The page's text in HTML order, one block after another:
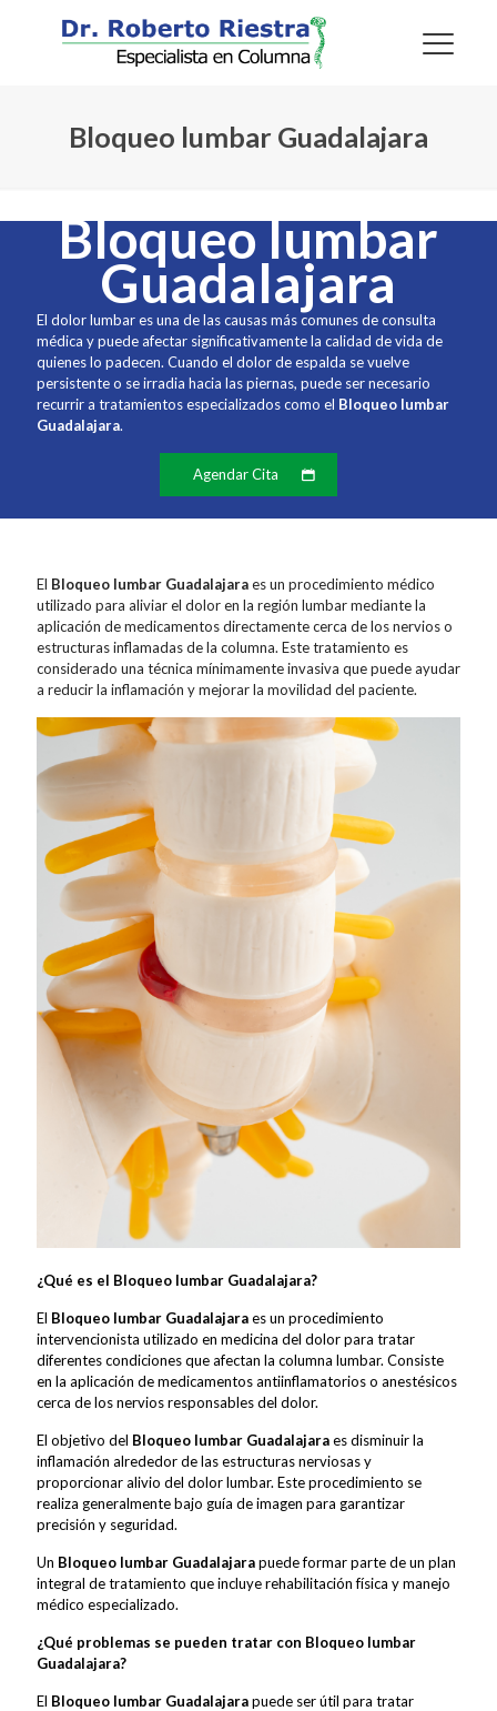
Bloqueo lumbar Guadalajara
Bloqueo lumbar
Guadalajara
El dolor lumbar es una de las causas más comunes de consulta
médica y puede afectar significativamente la calidad de vida de
quienes lo padecen. Cuando el dolor de espalda se vuelve
persistente o se irradia hacia las piernas, puede ser necesario
recurrir a tratamientos especializados como el Bloqueo lumbar
Guadalajara.
Agendar Cita
El Bloqueo lumbar Guadalajaraes un procedimiento médico
utilizado para aliviar el dolor en la región lumbar mediante la
aplicación de medicamentos directamente cerca de los nervios o
estructuras inflamadas de la columna. Este tratamiento es
considerado una técnica mínimamente invasiva que puede ayudar
a reducir la inflamación y mejorar la movilidad del paciente.
¿Qué es el Bloqueo lumbar Guadalajara?
El Bloqueo lumbar Guadalajaraes un procedimiento
intervencionista utilizado en medicina del dolor para tratar
diferentes condiciones que afectan la columna lumbar. Consiste
en la aplicación de medicamentos antiinflamatorios o anestésicos
cerca de los nervios responsables del dolor.
El objetivo del Bloqueo lumbar Guadalajaraes disminuir la
inflamación alrededor de las estructuras nerviosas y
proporcionar alivio del dolor lumbar. Este procedimiento se
realiza generalmente bajo guía de imagen para garantizar
precisión y seguridad.
Un Bloqueo lumbar Guadalajarapuede formar parte de un plan
integral de tratamiento que incluye rehabilitación física y manejo
médico especializado.
¿Qué problemas se pueden tratar con Bloqueo lumbar
Guadalajara?
El Bloqueo lumbar Guadalajarapuede ser útil para tratar